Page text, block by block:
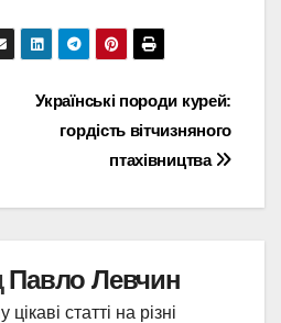
Українські породи курей:
гордість вітчизняного
птахівництва
Павло Левчин
статті на різні